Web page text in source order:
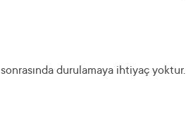
durulamaya ihtiyaç yoktur.